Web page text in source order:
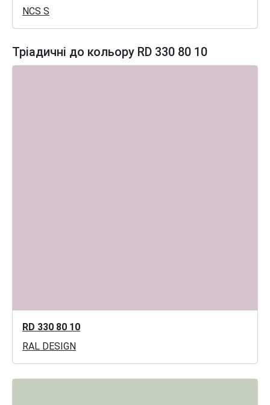
NCS S
Тріадичні до кольору RD 330 80 10
RD 330 80 10
RAL DESIGN